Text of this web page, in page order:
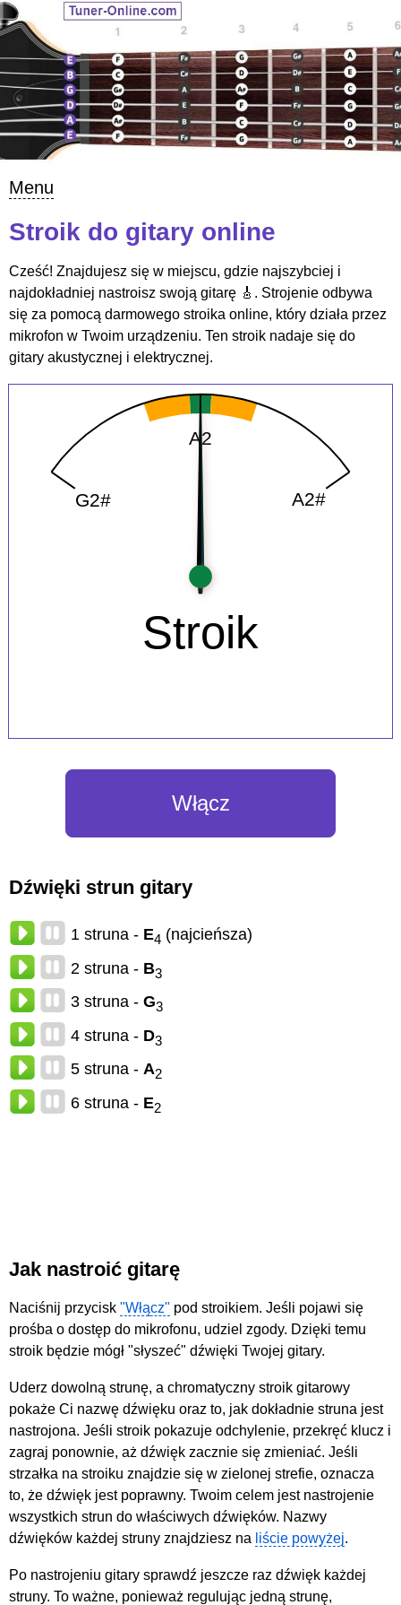
Menu
Stroik do gitary online
Cześć! Znajdujesz się w miejscu, gdzie najszybciej i
najdokładniej nastroisz swoją gitarę 🎸. Strojenie odbywa
się za pomocą darmowego stroika online, który działa przez
mikrofon w Twoim urządzeniu. Ten stroik nadaje się do
gitary akustycznej i elektrycznej.
Włącz
Dźwięki strun gitary
1 struna - E4 (najcieńsza)
2 struna - B3
3 struna - G3
4 struna - D3
5 struna - A2
6 struna - E2
Jak nastroić gitarę
Naciśnij przycisk "Włącz" pod stroikiem. Jeśli pojawi się
prośba o dostęp do mikrofonu, udziel zgody. Dzięki temu
stroik będzie mógł "słyszeć" dźwięki Twojej gitary.
Uderz dowolną strunę, a chromatyczny stroik gitarowy
pokaże Ci nazwę dźwięku oraz to, jak dokładnie struna jest
nastrojona. Jeśli stroik pokazuje odchylenie, przekręć klucz i
zagraj ponownie, aż dźwięk zacznie się zmieniać. Jeśli
strzałka na stroiku znajdzie się w zielonej strefie, oznacza
to, że dźwięk jest poprawny. Twoim celem jest nastrojenie
wszystkich strun do właściwych dźwięków. Nazwy
dźwięków każdej struny znajdziesz na liście powyżej.
Po nastrojeniu gitary sprawdź jeszcze raz dźwięk każdej
struny. To ważne, ponieważ regulując jedną strunę,